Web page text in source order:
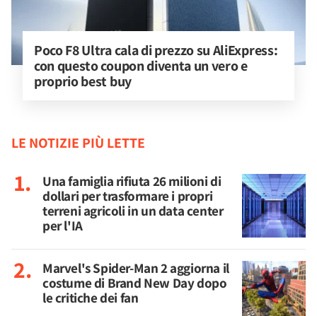
Poco F8 Ultra cala di prezzo su AliExpress:
con questo coupon diventa un vero e
proprio best buy
LE NOTIZIE PIÙ LETTE
Una famiglia rifiuta 26 milioni di
dollari per trasformare i propri
terreni agricoli in un data center
per l'IA
Marvel's Spider-Man 2 aggiorna il
costume di Brand New Day dopo
le critiche dei fan